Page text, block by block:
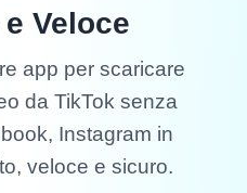
Veloce
app per scaricare
da TikTok senza
Instagram in
veloce e sicuro.